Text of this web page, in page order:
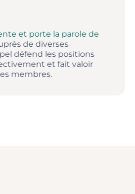
et porte la parole de
de diverses
défend les positions
et fait valoir
membres.